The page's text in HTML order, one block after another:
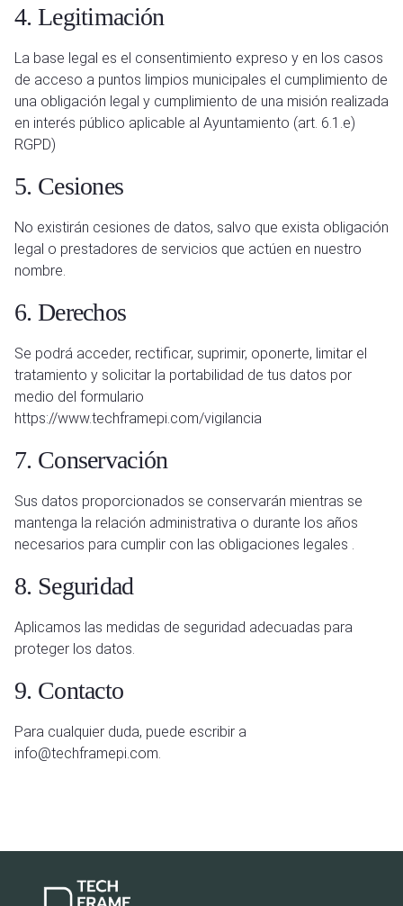
4. Legitimación
La base legal es el consentimiento expreso y en los casos
de acceso a puntos limpios municipales el cumplimiento de
una obligación legal y cumplimiento de una misión realizada
en interés público aplicable al Ayuntamiento (art. 6.1.e)
RGPD)
5. Cesiones
No existirán cesiones de datos, salvo que exista obligación
legal o prestadores de servicios que actúen en nuestro
nombre.
6. Derechos
Se podrá acceder, rectificar, suprimir, oponerte, limitar el
tratamiento y solicitar la portabilidad de tus datos por
medio del formulario
https://www.techframepi.com/vigilancia
7. Conservación
Sus datos proporcionados se conservarán mientras se
mantenga la relación administrativa o durante los años
necesarios para cumplir con las obligaciones legales .
8. Seguridad
Aplicamos las medidas de seguridad adecuadas para
proteger los datos.
9. Contacto
Para cualquier duda, puede escribir a
info@techframepi.com.